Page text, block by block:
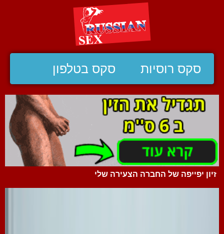
סקס רוסיות סקס בטלפון
זיון יפייפה של החברה הצעירה שלי